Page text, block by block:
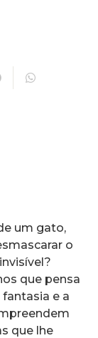
um gato,
o
que pensa
e a
que lhe